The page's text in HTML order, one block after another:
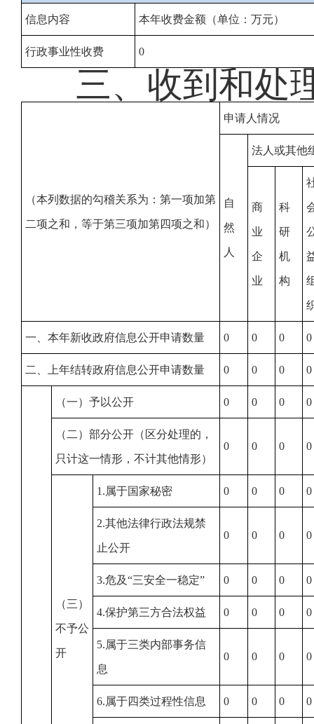
信息内容 本年收费金额（单位：万元）
行政事业性收费 0
三、收到和处
（本列数据的勾稽关系为：第一项加第
二项之和，等于第三项加第四项之和）
申请人情况
自
然
人
法人或其他
商
业
企
业
科
研
机
构
一、本年新收政府信息公开申请数量 0 0 0 0
二、上年结转政府信息公开申请数量 0 0 0 0
（一）予以公开 0 0 0 0
（二）部分公开（区分处理的，
只计这一情形，不计其他情形）
0 0 0 0
（三）
不予公
开
1.属于国家秘密 0 0 0 0
2.其他法律行政法规禁
止公开
0 0 0 0
3.危及“三安全一稳定” 0 0 0 0
4.保护第三方合法权益 0 0 0 0
5.属于三类内部事务信
息
0 0 0 0
6.属于四类过程性信息 0 0 0 0